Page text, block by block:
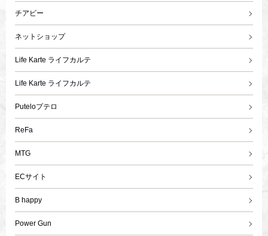
チアビー
ネットショップ
Life Karte ライフカルテ
Life Karte ライフカルテ
Puteloプテロ
ReFa
MTG
ECサイト
B happy
Power Gun